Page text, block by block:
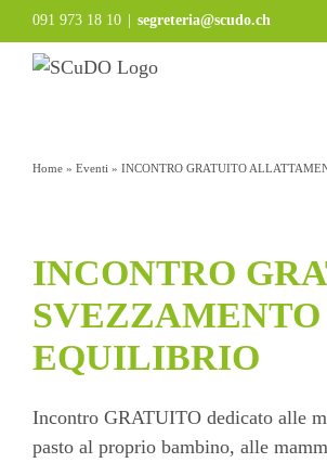
Salta
al
contenuto
091 973 18 10 segreteria@scudo.ch
Home » Eventi » INCONTRO GRATUITO
INCONTRO
EQUILIBRIO
Incontro GRATUITO dedicato alle
pasto al proprio bambino, alle